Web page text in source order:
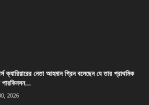
ক্যারিয়ারের নেতা আহমান গ্রিন বলেছেন যে তার প্রাথমিক
পারকিনসন...
2026